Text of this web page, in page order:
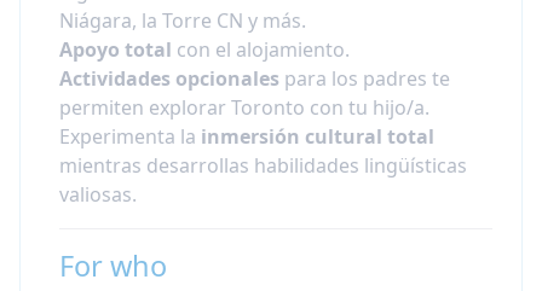
Niágara, la Torre CN y más.
Apoyo total con el alojamiento.
Actividades opcionales para los padres te
permiten explorar Toronto con tu hijo/a.
Experimenta la inmersión cultural total
mientras desarrollas habilidades lingüísticas
valiosas.
For who